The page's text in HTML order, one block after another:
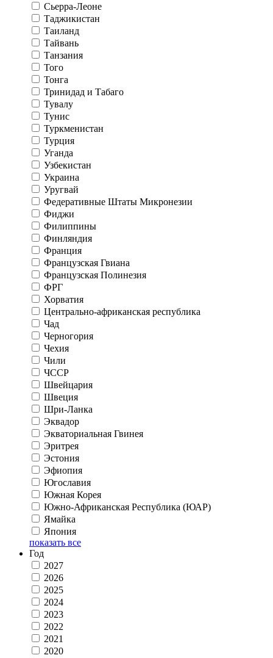
Сьерра-Леоне
Таджикистан
Таиланд
Тайвань
Танзания
Того
Тонга
Тринидад и Табаго
Тувалу
Тунис
Туркменистан
Турция
Уганда
Узбекистан
Украина
Уругвай
Федеративные Штаты Микронезии
Фиджи
Филиппины
Финляндия
Франция
Французская Гвиана
Французская Полинезия
ФРГ
Хорватия
Центрально-африканская республика
Чад
Черногория
Чехия
Чили
ЧССР
Швейцария
Швеция
Шри-Ланка
Эквадор
Экваториальная Гвинея
Эритрея
Эстония
Эфиопия
Югославия
Южная Корея
Южно-Африканская Республика (ЮАР)
Ямайка
Япония
показать все
Год
2027
2026
2025
2024
2023
2022
2021
2020